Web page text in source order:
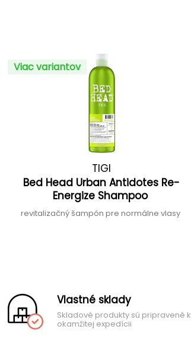
Viac variantov
TIGI
Bed Head Urban Antidotes Re-
Energize Shampoo
revitalizačný šampón pre normálne vlasy
Vlastné sklady
Skladové produkty sú pripravené k
okamžitej expedícii